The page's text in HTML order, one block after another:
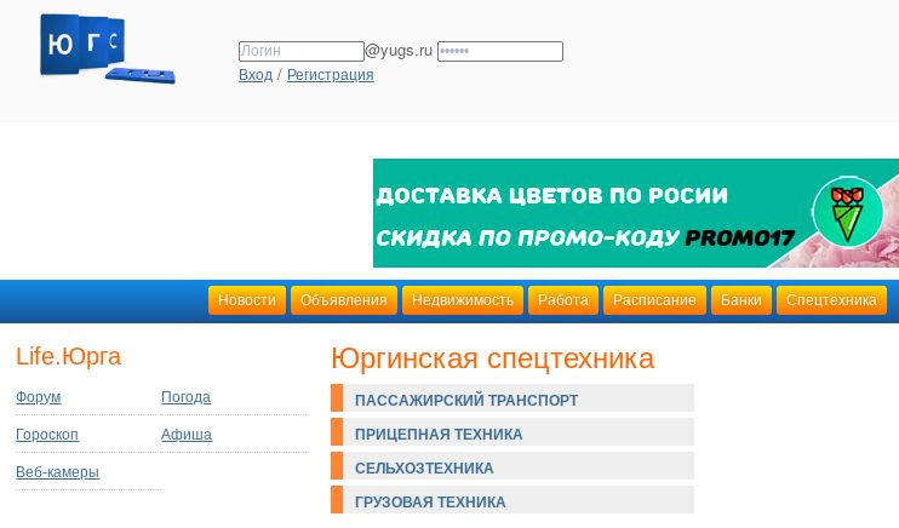
@yugs.ru
Вход / Регистрация
Новости Объявления Недвижимость Работа Расписание Банки Спецтехника
Life.Юрга
Форум Погода
Гороскоп Афиша
Веб-камеры
Юргинская спецтехника
ПАССАЖИРСКИЙ ТРАНСПОРТ
ПРИЦЕПНАЯ ТЕХНИКА
СЕЛЬХОЗТЕХНИКА
ГРУЗОВАЯ ТЕХНИКА